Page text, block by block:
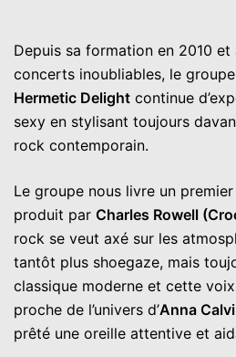
Depuis sa formation en 2010
concerts inoubliables, le
Hermetic Delight continue
sexy en stylisant toujours
rock contemporain.
Le groupe nous livre un premier
produit par Charles Rowell
rock se veut axé sur les
tantôt plus shoegaze, mais
classique moderne et cette
proche de l’univers d’Anna Calvi
prêté une oreille attentive et